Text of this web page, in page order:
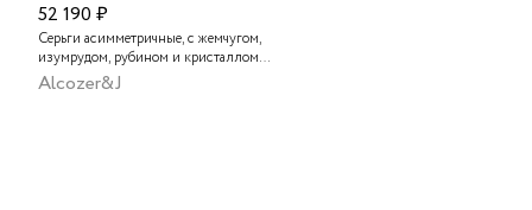
52 190 ₽
Серьги асимметричные, с жемчугом,
изумрудом, рубином и кристаллом
Swarovski
Alcozer&J